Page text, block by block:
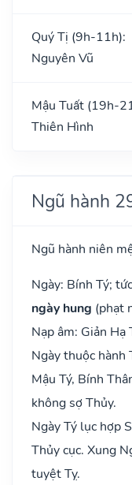
Quý Tị (9h-11h):
Nguyên Vũ
Mậu Tuất (19h-
Thiên Hình
Ngũ hành
Ngũ hành niên
Ngày: Bính Tý;
ngày hung (phạt
Nạp âm: Giản
Ngày thuộc hành
Mậu Tý, Bính
không sợ Thủy.
Ngày Tý lục hợp
Thủy cục. Xung
tuyệt Tỵ.